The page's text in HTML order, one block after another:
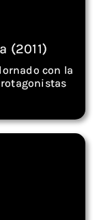
(2011)
con la